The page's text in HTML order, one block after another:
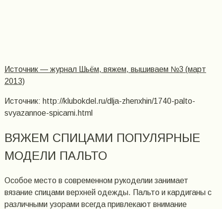
Источник — журнал Шьём, вяжем, вышиваем №3 (март
2013)
Источник: http://klubokdel.ru/dlja-zhenxhin/1740-palto-
svyazannoe-spicami.html
ВЯЖЕМ СПИЦАМИ ПОПУЛЯРНЫЕ
МОДЕЛИ ПАЛЬТО
Особое место в современном рукоделии занимает
вязание спицами верхней одежды. Пальто и кардиганы с
различными узорами всегда привлекают внимание